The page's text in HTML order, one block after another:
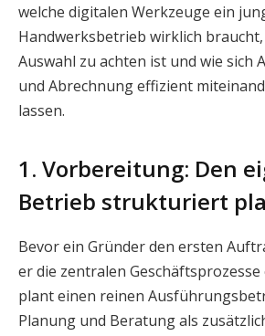
welche digitalen Werkzeuge ein
Handwerksbetrieb wirklich
Auswahl zu achten ist und wie sich
und Abrechnung effizient
lassen.
1. Vorbereitung: Den
Betrieb strukturiert
Bevor ein Gründer den ersten
er die zentralen
plant einen reinen
Planung und Beratung als